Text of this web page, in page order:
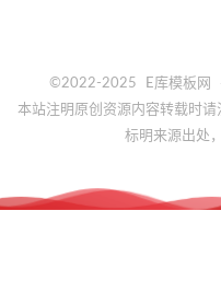
©2022-2025 E库模板网
本站注明原创资源内容转载时
标明来源出处